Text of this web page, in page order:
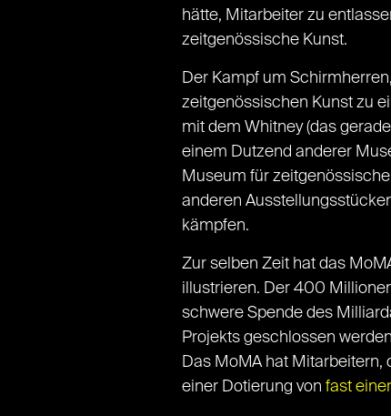
hätte, Mitarbeiter zu
zeitgenössische Kunst.
Der Kampf um
zeitgenössischen Kunst zu
mit dem Whitney (das
einem Dutzend anderer
Museum für
anderen
kämpfen.
Zur selben Zeit hat das
illustrieren. Der 400
schwere Spende des
Projekts geschlossen
Das MoMA hat
einer Dotierung von fast